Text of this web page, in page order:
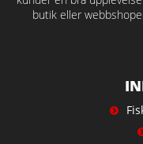
butik eller